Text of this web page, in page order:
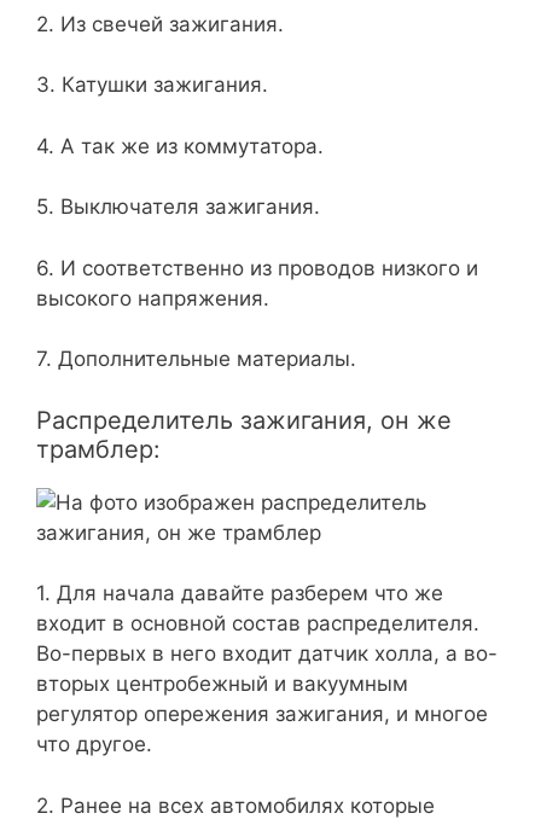
2. Из свечей зажигания.
3. Катушки зажигания.
4. А так же из коммутатора.
5. Выключателя зажигания.
6. И соответственно из проводов низкого и
высокого напряжения.
7. Дополнительные материалы.
Распределитель зажигания, он же
трамблер:
1. Для начала давайте разберем что же
входит в основной состав распределителя.
Во-первых в него входит датчик холла, а во-
вторых центробежный и вакуумным
регулятор опережения зажигания, и многое
что другое.
2. Ранее на всех автомобилях которые